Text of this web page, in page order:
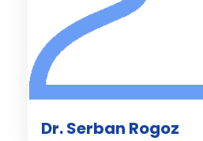
Dr. Serban Rogoz